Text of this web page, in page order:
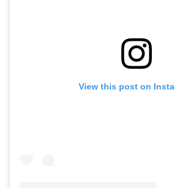
View this post on